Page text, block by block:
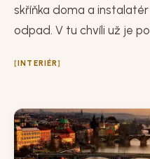
skříňka doma a
odpad. V tu chvíli už je
INTERIÉR